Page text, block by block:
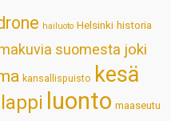
n
s
t
hailuoto Helsinki historia
suomesta joki
kansallispuisto kesä
lappi luonto maaseutu